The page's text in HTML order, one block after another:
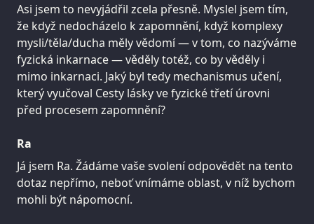
Asi jsem to nevyjádřil zcela přesně. Myslel jsem tím,
že když nedocházelo k zapomnění, když komplexy
mysli/těla/ducha měly vědomí — v tom, co nazýváme
fyzická inkarnace — věděly totéž, co by věděly i
mimo inkarnaci. Jaký byl tedy mechanismus učení,
který vyučoval Cesty lásky ve fyzické třetí úrovni
před procesem zapomnění?
Ra
Já jsem Ra. Žádáme vaše svolení odpovědět na tento
dotaz nepřímo, neboť vnímáme oblast, v níž bychom
mohli být nápomocní.